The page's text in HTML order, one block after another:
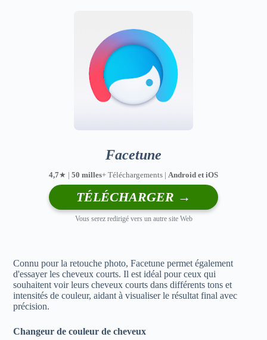
Facetune
4,7★ | 50 milles+ Téléchargements | Android et iOS
TÉLÉCHARGER →
Vous serez redirigé vers un autre site Web
Connu pour la retouche photo, Facetune permet également
d'essayer les cheveux courts. Il est idéal pour ceux qui
souhaitent voir leurs cheveux courts dans différents tons et
intensités de couleur, aidant à visualiser le résultat final avec
précision.
Changeur de couleur de cheveux